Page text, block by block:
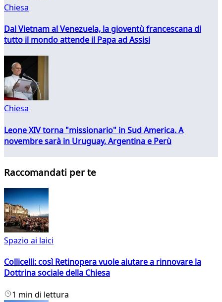
Chiesa
Dal Vietnam al Venezuela, la gioventù francescana di
tutto il mondo attende il Papa ad Assisi
Chiesa
Leone XIV torna "missionario" in Sud America. A
novembre sarà in Uruguay, Argentina e Perù
Raccomandati per te
Spazio ai laici
Collicelli: così Retinopera vuole aiutare a rinnovare la
Dottrina sociale della Chiesa
1 min di lettura